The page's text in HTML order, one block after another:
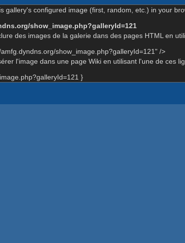
gallery's configured image (first, random, etc.) in your
show_image.php?galleryId=121
des images de la galerie dans des pages HTML en
show_image.php?galleryId=121" />
l'image dans une page Wiki en utilisant l'une de ces
}